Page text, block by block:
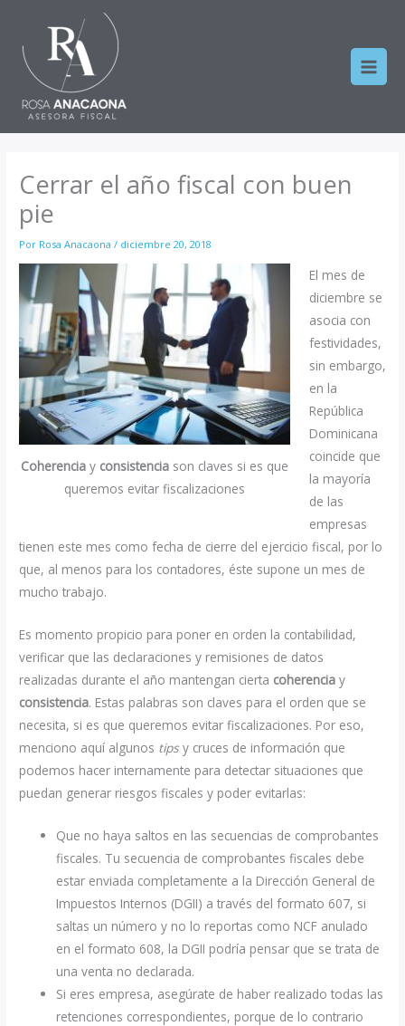
contenido
Cerrar el año fiscal con buen
pie
Por Rosa Anacaona/ diciembre 20, 2018
Coherencia y consistencia son claves si es que
queremos evitar fiscalizaciones
El mes de
diciembre se
asocia con
festividades,
sin embargo,
en la
República
Dominicana
coincide que
la mayoría
de las
empresas
tienen este mes como fecha de cierre del ejercicio fiscal, por lo
que, al menos para los contadores, éste supone un mes de
mucho trabajo.
Es momento propicio para poner en orden la contabilidad,
verificar que las declaraciones y remisiones de datos
realizadas durante el año mantengan cierta coherencia y
consistencia. Estas palabras son claves para el orden que se
necesita, si es que queremos evitar fiscalizaciones. Por eso,
menciono aquí algunos tipsy cruces de información que
podemos hacer internamente para detectar situaciones que
puedan generar riesgos fiscales y poder evitarlas:
Que no haya saltos en las secuencias de comprobantes
fiscales. Tu secuencia de comprobantes fiscales debe
estar enviada completamente a la Dirección General de
Impuestos Internos (DGII) a través del formato 607, si
saltas un número y no lo reportas como NCF anulado
en el formato 608, la DGII podría pensar que se trata de
una venta no declarada.
Si eres empresa, asegúrate de haber realizado todas las
retenciones correspondientes, porque de lo contrario